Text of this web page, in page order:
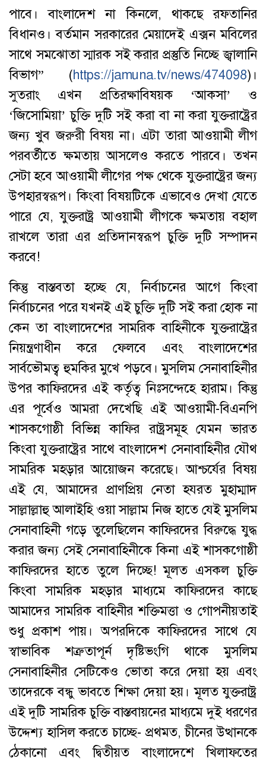
পাবে। বাংলাদেশ না কিনলে, থাকছে রফতানির
বিধানও। বর্তমান সরকারের মেয়াদেই এক্সন মবিলের
সাথে সমঝোতা স্মারক সই করার প্রস্তুতি নিচ্ছে জ্বালানি
বিভাগ” (https://jamuna.tv/news/474098)।
সুতরাং এখন প্রতিরক্ষাবিষয়ক ‘আকসা’ ও
‘জিসোমিয়া’ চুক্তি দুটি সই করা বা না করা যুক্তরাষ্ট্রের
জন্য খুব জরুরী বিষয় না। এটা তারা আওয়ামী লীগ
পরবর্তীতে ক্ষমতায় আসলেও করতে পারবে। তখন
সেটা হবে আওয়ামী লীগের পক্ষ থেকে যুক্তরাষ্ট্রের জন্য
উপহারস্বরূপ। কিংবা বিষয়টিকে এভাবেও দেখা যেতে
পারে যে, যুক্তরাষ্ট্র আওয়ামী লীগকে ক্ষমতায় বহাল
রাখলে তারা এর প্রতিদানস্বরূপ চুক্তি দুটি সম্পাদন
করবে!
কিন্তু বাস্তবতা হচ্ছে যে, নির্বাচনের আগে কিংবা
নির্বাচনের পরে যখনই এই চুক্তি দুটি সই করা হোক না
কেন তা বাংলাদেশের সামরিক বাহিনীকে যুক্তরাষ্ট্রের
নিয়ন্ত্রণাধীন করে ফেলবে এবং বাংলাদেশের
সার্বভৌমত্ব হুমকির মুখে পড়বে। মুসলিম সেনাবাহিনীর
উপর কাফিরদের এই কর্তৃত্ব নিঃসন্দেহে হারাম। কিন্তু
এর পূর্বেও আমরা দেখেছি এই আওয়ামী-বিএনপি
শাসকগোষ্ঠী বিভিন্ন কাফির রাষ্ট্রসমূহ যেমন ভারত
কিংবা যুক্তরাষ্ট্রের সাথে বাংলাদেশ সেনাবাহিনীর যৌথ
সামরিক মহড়ার আয়োজন করেছে। আশ্চর্যের বিষয়
এই যে, আমাদের প্রাণপ্রিয় নেতা হযরত মুহাম্মাদ
সাল্লাল্লাহু আলাইহি ওয়া সাল্লাম নিজ হাতে যেই মুসলিম
সেনাবাহিনী গড়ে তুলেছিলেন কাফিরদের বিরুদ্ধে যুদ্ধ
করার জন্য সেই সেনাবাহিনীকে কিনা এই শাসকগোষ্ঠী
কাফিরদের হাতে তুলে দিচ্ছে! মূলত এসকল চুক্তি
কিংবা সামরিক মহড়ার মাধ্যমে কাফিরদের কাছে
আমাদের সামরিক বাহিনীর শক্তিমত্তা ও গোপনীয়তাই
শুধু প্রকাশ পায়। অপরদিকে কাফিরদের সাথে যে
স্বাভাবিক শত্রুতাপূর্ন দৃষ্টিভংগি থাকে মুসলিম
সেনাবাহিনীর সেটিকেও ভোতা করে দেয়া হয় এবং
তাদেরকে বন্ধু ভাবতে শিক্ষা দেয়া হয়। মূলত যুক্তরাষ্ট্র
এই দুটি সামরিক চুক্তি বাস্তবায়নের মাধ্যমে দুই ধরণের
উদ্দেশ্য হাসিল করতে চাচ্ছে- প্রথমত, চীনের উত্থানকে
ঠেকানো এবং দ্বিতীয়ত বাংলাদেশে খিলাফতের